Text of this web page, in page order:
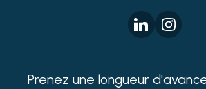
Prenez une longueur